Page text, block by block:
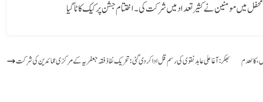
میں مومنین نے کثیر تعداد میں شرکت کی ۔ اختتام جشن پر کیک کاٹا گیا
کالعدم
بھکر: آغا علی عابد نقوی کی رسم قل ادا کردی گئی ؛ تحریک نفاذ فقہ جعفریہ کے مرکزی عمائدین کی شرکت